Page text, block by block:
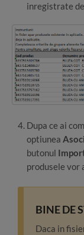
inregistrate
Dupa ce ai
optiunea
butonul
produsele vor
BINE DE
Daca in